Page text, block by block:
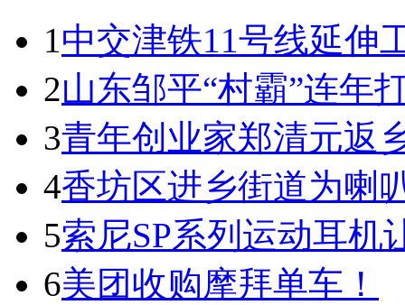
1中交津铁11号线延伸
2山东邹平“村霸”连年
3青年创业家郑清元返
4香坊区进乡街道为喇
5索尼SP系列运动耳机
6美团收购摩拜单车！